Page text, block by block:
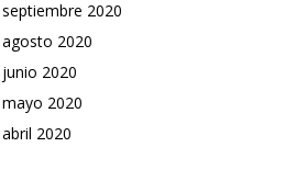
septiembre 2020
agosto 2020
junio 2020
mayo 2020
abril 2020